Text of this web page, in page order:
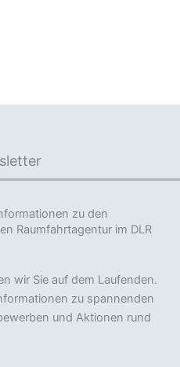
zu den
Raumfahrtagentur im DLR
wir Sie auf dem Laufenden.
zu spannenden
und Aktionen rund